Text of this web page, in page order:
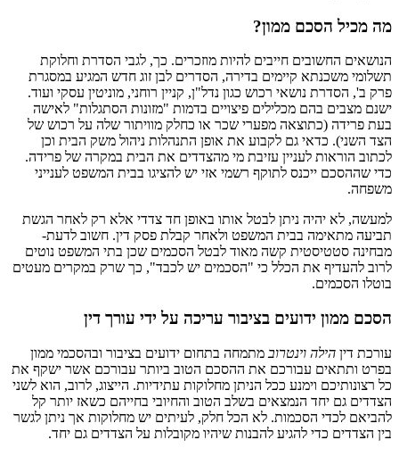
מה מכיל הסכם ממון?
הנושאים החשובים חייבים להיות מוזכרים. כך, לגבי הסדרת וחלוקת
תשלומי משכנתא קיימים בדירה, הסדרים לבן זוג חדש המגיע במסגרת
פרק ב', הסדרת נושאי רכוש כגון נדל"ן, קניין רוחני, מוניטין עסקי ועוד.
ישנם מצבים בהם מכלילים פיצויים בדמות "מזונות הסתגלות" לאישה
בעת פרידה (כתוצאה מפערי שכר או כחלק מוויתור שלה על רכוש של
הצד השני). כדאי גם לקבוע את אופן התנהלות ניהול משק הבית וכן
לכתוב הוראות לעניין עזיבת מי מהצדדים את הבית במקרה של פרידה.
כדי שההסכם ייכנס לתוקף רשמי אזי יש להציגו בבית המשפט לענייני
משפחה.
למעשה, לא יהיה ניתן לבטל אותו באופן חד צדדי אלא רק לאחר הגשת
תביעה מתאימה בבית המשפט ולאחר קבלת פסק דין. חשוב לדעת-
מבחינה סטטיסטית קשה מאוד לבטל הסכמים שכן בתי המשפט נוטים
לרוב להעדיף את הכלל כי "הסכמים יש לכבד", כך שרק במקרים מעטים
בוטלו הסכמים.
הסכם ממון ידועים בציבור עריכה על ידי עורך דין
עורכת דין הילה וינטרוב מתמחה בתחום ידועים בציבור ובהסכמי ממון
בפרט ותתאים עבורכם את ההסכם הטוב ביותר עבורכם אשר ישקף את
כל רצונותיכם וימנע ככל הניתן מחלוקות עתידיות. הייצוג, לרוב, הוא לשני
הצדדים גם יחד הנמצאים בשלב הטוב והחיובי בחייהם כשאז יותר קל
להביאם לכדי הסכמות. לא הכל חלק, לעיתים יש מחלוקות אך ניתן לגשר
בין הצדדים כדי להגיע להבנות שיהיו מקובלות על הצדדים גם יחד.